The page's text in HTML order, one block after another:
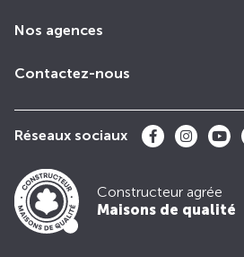
Nos agences
Contactez-nous
Réseaux sociaux
Constructeur agrée
Maisons de qualité